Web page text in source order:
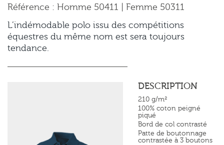
Référence : Homme 50411 | Femme 50311
L’indémodable polo issu des compétitions
équestres du même nom est sera toujours
tendance.
DESCRIPTION
210 g/m²
100% coton peigné
piqué
Bord de col contrasté
Patte de boutonnage
contrastée à 3 boutons